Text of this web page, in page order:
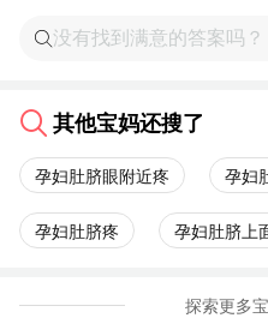
其他宝妈还搜了
孕妇肚脐眼附近疼 孕妇
孕妇肚脐疼 孕妇肚脐上
探索更多